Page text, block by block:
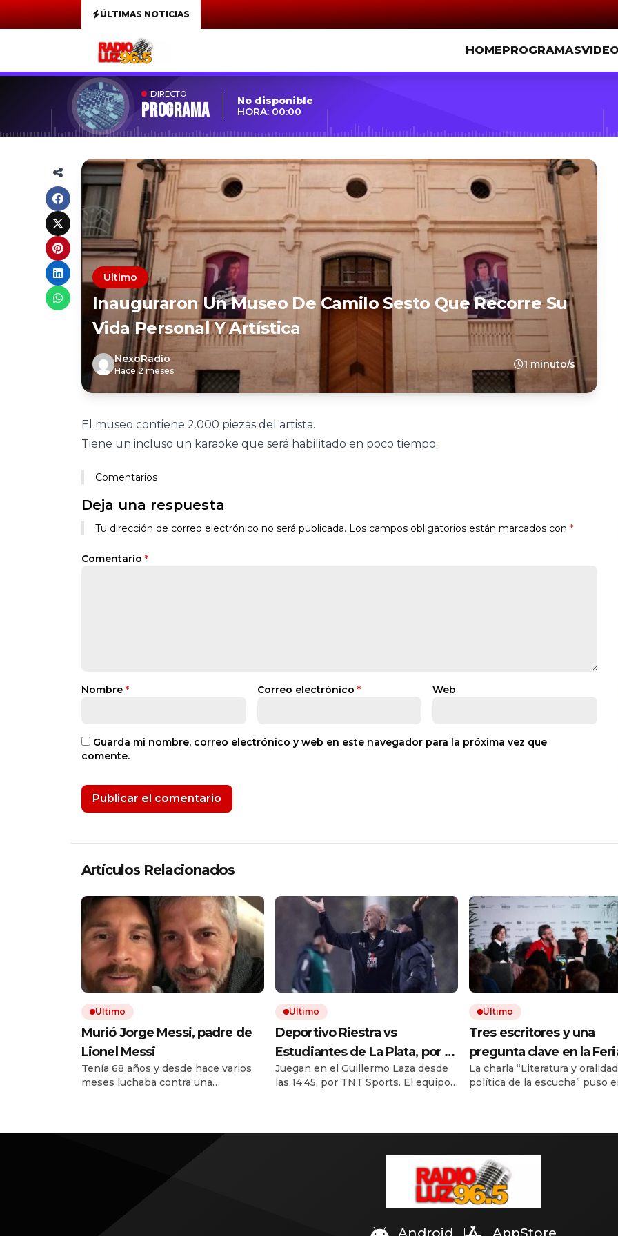
ÚLTIMAS NOTICIAS
HOMEPROGRAMAS
DIRECTO
Programa
No disponible
HORA: 00:00
Ultimo
Inauguraron Un Museo De Camilo Sesto Que Recorre Su
Vida Personal Y Artística
NexoRadio
Hace 2 meses
1 minuto/s
El museo contiene 2.000 piezas del artista.
Tiene un incluso un karaoke que será habilitado en poco tiempo.
Comentarios
Deja una respuesta
Tu dirección de correo electrónico no será publicada. Los campos obligatorios están marcados con *
Comentario *
Nombre * Correo electrónico * Web
Guarda mi nombre, correo electrónico y web en este navegador para la próxima vez que
comente.
Artículos Relacionados
Ultimo
Murió Jorge Messi, padre de
Lionel Messi
Tenía 68 años y desde hace varios
meses luchaba contra una
Desde los primeros pasos en
Ultimo
Deportivo Riestra vs
Estudiantes de La Plata, por el
Torneo Clausura EN VIVO: a
qué hora juegan, formaciones
Juegan en el Guillermo Laza desde
las 14.45, por TNT Sports. El equipo
Ultimo
Tres escritores y una
pregunta clave en la
Editores: ¿se puede
a escuchar?
La charla “Literatura y
política de la escucha” puso
compartieron sus métodos
una práctica artística y
política.